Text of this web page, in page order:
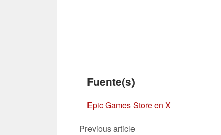
Fuente(s)
Epic Games Store en X
Previous article